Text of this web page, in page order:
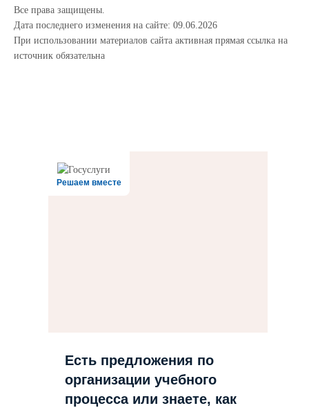
Все права защищены.
Дата последнего изменения на сайте: 09.06.2026
При использовании материалов сайта активная прямая ссылка на
источник обязательна
Решаем вместе
Есть предложения по
организации учебного
процесса или знаете, как